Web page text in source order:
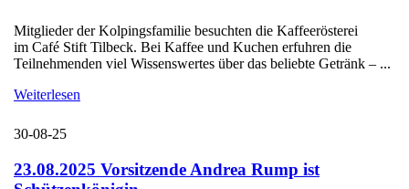
Mitglieder der Kolpingsfamilie besuchten die Kaffeerösterei
im Café Stift Tilbeck. Bei Kaffee und Kuchen erfuhren die
Teilnehmenden viel Wissenswertes über das beliebte Getränk – ...
Weiterlesen
30-08-25
23.08.2025 Vorsitzende Andrea Rump ist